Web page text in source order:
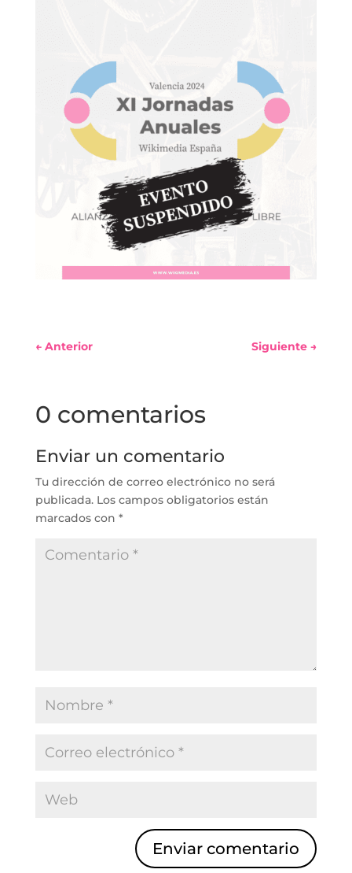
← Anterior Siguiente →
0 comentarios
Enviar un comentario
Tu dirección de correo electrónico no será
publicada. Los campos obligatorios están
marcados con *
Enviar comentario